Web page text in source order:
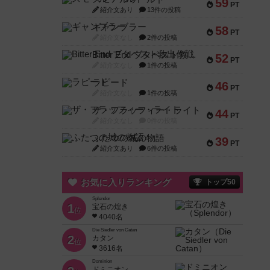
59 PT
紹介文あり 13件の投稿
58 PT
ギャンブラー
2件の投稿
52 PT
Bitter End ブタペスト救出作戦
1件の投稿
46 PT
ラピード
1件の投稿
44 PT
ザ・フラッフィー・ライト
39 PT
ふたつの城の物語
紹介文あり 6件の投稿
お気に入りランキング トップ50
1位
Splendor
宝石の煌き
4040名
2位
Die Siedler von Catan
カタン
3616名
Dominion